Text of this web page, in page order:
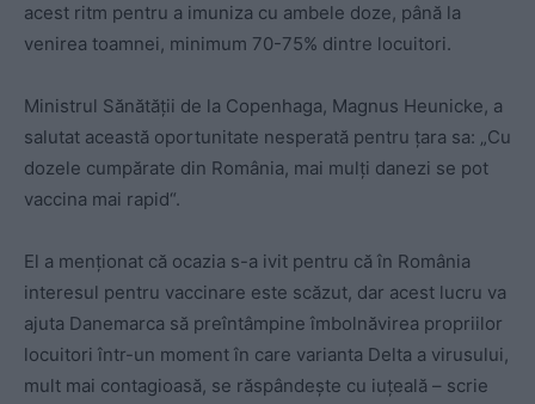
acest ritm pentru a imuniza cu ambele doze, până la
venirea toamnei, minimum 70-75% dintre locuitori.
Ministrul Sănătății de la Copenhaga, Magnus Heunicke, a
salutat această oportunitate nesperată pentru țara sa: „Cu
dozele cumpărate din România, mai mulţi danezi se pot
vaccina mai rapid“.
El a menționat că ocazia s-a ivit pentru că în România
interesul pentru vaccinare este scăzut, dar acest lucru va
ajuta Danemarca să preîntâmpine îmbolnăvirea propriilor
locuitori într-un moment în care varianta Delta a virusului,
mult mai contagioasă, se răspândește cu iuțeală – scrie